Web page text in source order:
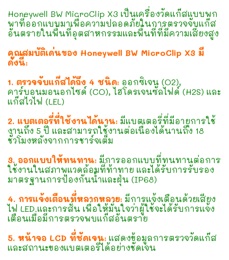
Honeywell BW MicroClip X3 เป็นเครื่องวัดแก๊สแบบพก
พาที่ออกแบบมาเพื่อความปลอดภัยในการตรวจจับแก๊ส
อันตรายในพื้นที่อุตสาหกรรมและพื้นที่ที่มีความเสี่ยงสูง
คุณสมบัติเด่นของ Honeywell BW MicroClip X3 มี
ดังนี้:
1. ตรวจจับแก๊สได้ถึง 4 ชนิด: ออกซิเจน (O2),
คาร์บอนมอนอกไซด์ (CO), ไฮโดรเจนซัลไฟด์ (H2S) และ
แก๊สไวไฟ (LEL)
2. แบตเตอรี่ที่ใช้งานได้นาน: มีแบตเตอรี่ที่มีอายุการใช้
งานถึง 5 ปี และสามารถใช้งานต่อเนื่องได้นานถึง 18
ชั่วโมงหลังจากการชาร์จเต็ม
3. ออกแบบให้ทนทาน: มีการออกแบบที่ทนทานต่อการ
ใช้งานในสภาพแวดล้อมที่ท้าทาย และได้รับการรับรอง
มาตรฐานการป้องกันน้ำและฝุ่น (IP68)
4. การแจ้งเตือนที่หลากหลาย: มีการแจ้งเตือนด้วยเสียง
ไฟ LED และการสั่น เพื่อให้มั่นใจว่าผู้ใช้จะได้รับการแจ้ง
เตือนเมื่อมีการตรวจพบแก๊สอันตราย
5. หน้าจอ LCD ที่ชัดเจน: แสดงข้อมูลการตรวจวัดแก๊ส
และสถานะของแบตเตอรี่ได้อย่างชัดเจน